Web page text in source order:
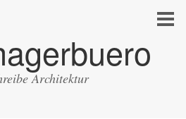
Architektur